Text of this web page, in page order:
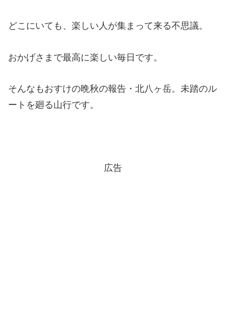
どこにいても、楽しい人が集まって来る不思議。
おかげさまで最高に楽しい毎日です。
そんなもおすけの晩秋の報告・北八ヶ岳。未踏のル
ートを廻る山行です。
広告